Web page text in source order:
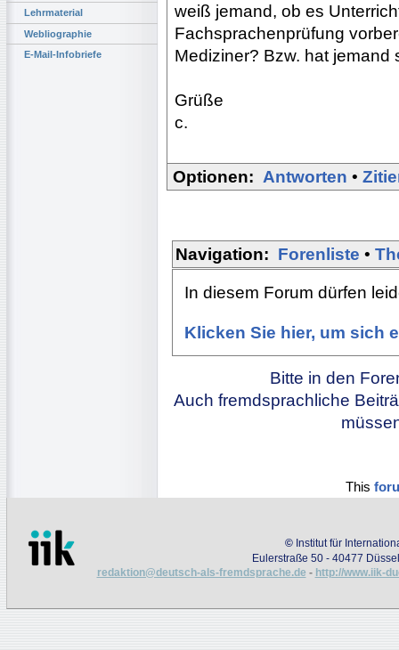
Lehrmaterial
Webliographie
E-Mail-Infobriefe
weiß jemand, ob es
Fachsprachenprüfung
Mediziner? Bzw. hat
Grüße
c.
Optionen: Antworten •
Navigation: Forenliste •
In diesem Forum dürfen
Klicken Sie hier, um sich
Bitte in den
Auch fremdsprachliche
This
© Institut für
Eulerstraße 50 - 40477
redaktion@deutsch-als-fremdsprache.de - http://www.iik-